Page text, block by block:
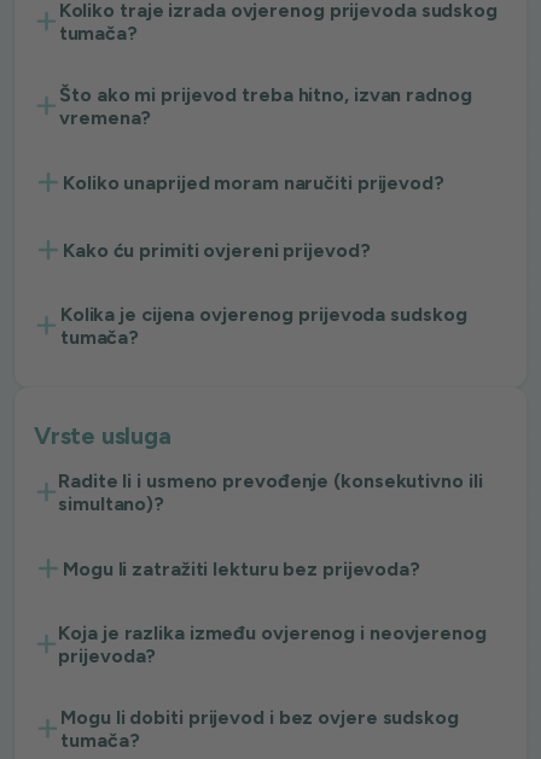
Koliko traje izrada ovjerenog prijevoda sudskog
tumača?
Što ako mi prijevod treba hitno, izvan radnog
vremena?
Koliko unaprijed moram naručiti prijevod?
Kako ću primiti ovjereni prijevod?
Kolika je cijena ovjerenog prijevoda sudskog
tumača?
Vrste usluga
Radite li i usmeno prevođenje (konsekutivno ili
simultano)?
Mogu li zatražiti lekturu bez prijevoda?
Koja je razlika između ovjerenog i neovjerenog
prijevoda?
Mogu li dobiti prijevod i bez ovjere sudskog
tumača?